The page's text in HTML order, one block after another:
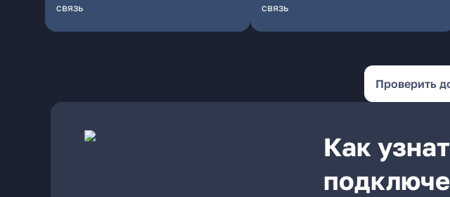
связь
связь
Проверить
Как